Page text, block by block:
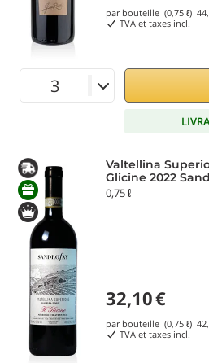
par bouteille (0,75 ℓ)
TVA et taxes incl.
Valtellina
Glicine 2022
0,75 ℓ
32,10€
par bouteille (0,75 ℓ)
TVA et taxes incl.